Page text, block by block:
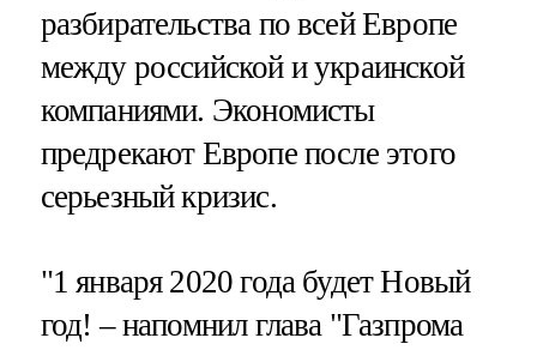
разбирательства по всей Европе
между российской и украинской
компаниями. Экономисты
предрекают Европе после этого
серьезный кризис.
"1 января 2020 года будет Новый
год! – напомнил глава "Газпрома